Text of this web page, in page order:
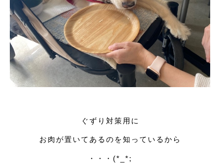
ぐずり対策用に
お肉が置いてあるのを知っているから
・・・(*_*;